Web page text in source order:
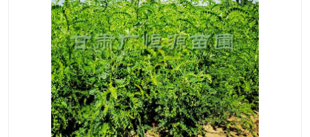
沙枣树 红柳苗
沙棘苗 柽柳苗
砂生槐 四翅滨藜